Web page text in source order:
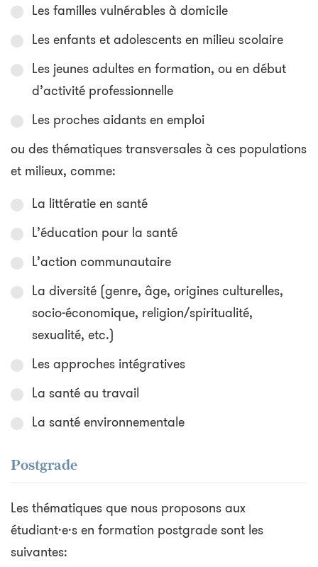
Les familles vulnérables à domicile
Les enfants et adolescents en milieu scolaire
Les jeunes adultes en formation, ou en début
d’activité professionnelle
Les proches aidants en emploi
ou des thématiques transversales à ces populations
et milieux, comme:
La littératie en santé
L’éducation pour la santé
L’action communautaire
La diversité (genre, âge, origines culturelles,
socio-économique, religion/spiritualité,
sexualité, etc.)
Les approches intégratives
La santé au travail
La santé environnementale
Postgrade
Les thématiques que nous proposons aux
étudiant·e·s en formation postgrade sont les
suivantes: